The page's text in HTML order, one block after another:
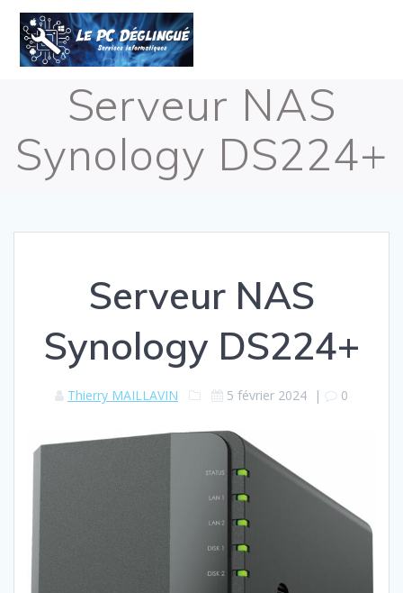
Serveur NAS
Synology DS224+
Serveur NAS
Synology DS224+
Thierry MAILLAVIN 5 février 2024 | 0